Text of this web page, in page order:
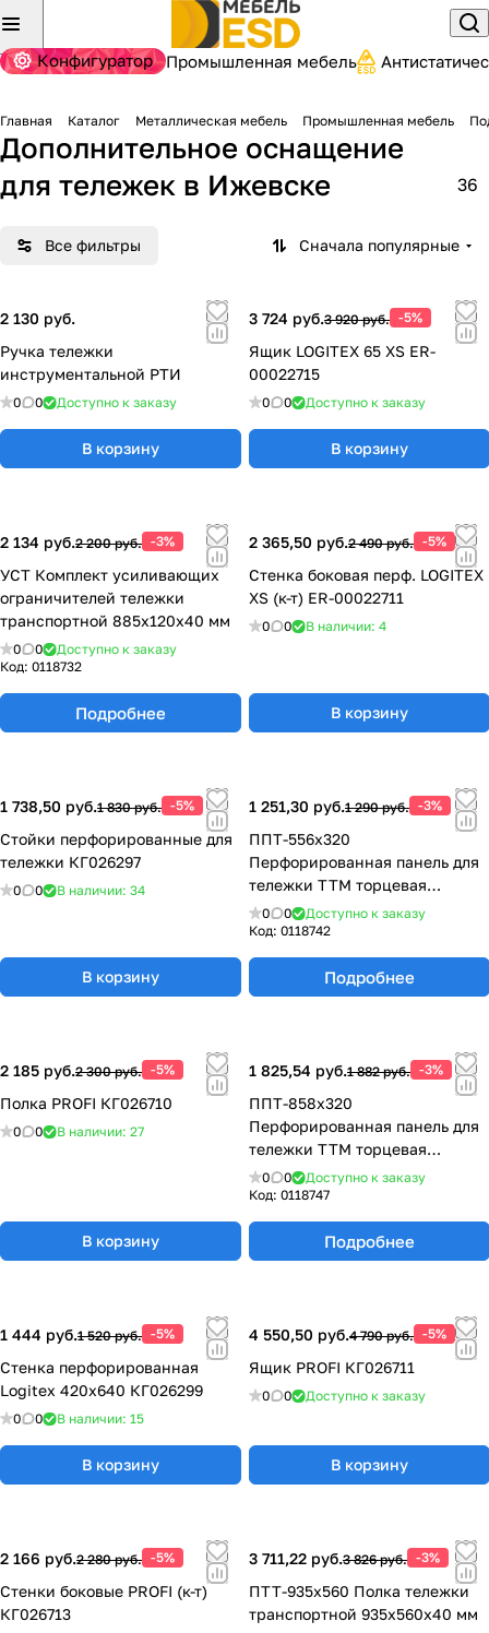
Конфигуратор Промышленная мебель
Главная Каталог Металлическая мебель Промышленная мебель
Дополнительное оснащение
для тележек в Ижевске 36
Все фильтры Сначала популярные
2 130 руб.
Ручка тележки
инструментальной РТИ
0 0 Доступно к заказу
В корзину
3 724 руб.3 920 руб. -5%
Ящик LOGITEX 65 XS ER-
00022715
0 0 Доступно к заказу
В корзину
2 134 руб.2 200 руб. -3%
УСТ Комплект усиливающих
ограничителей тележки
транспортной 885х120х40 мм
0 0
Доступно к заказу
Код: 0118732
Подробнее
2 365,50 руб.2 490 руб. -5%
Стенка боковая перф. LOGITEX
XS (к-т) ER-00022711
0 0 В наличии: 4
В корзину
1 738,50 руб.1 830 руб. -5%
Стойки перфорированные для
тележки КГ026297
0 0 В наличии: 34
В корзину
1 251,30 руб.1 290 руб. -3%
ППТ-556х320
Перфорированная панель для
тележки ТТМ торцевая
2х(556х320) мм
0 0
Доступно к заказу
Код: 0118742
Подробнее
2 185 руб.2 300 руб. -5%
Полка PROFI КГ026710
0 0 В наличии: 27
В корзину
1 825,54 руб.1 882 руб. -3%
ППТ-858х320
Перфорированная панель для
тележки ТТМ торцевая
858х320 мм
0 0
Доступно к заказу
Код: 0118747
Подробнее
1 444 руб.1 520 руб. -5%
Стенка перфорированная
Logitex 420х640 КГ026299
0 0 В наличии: 15
В корзину
4 550,50 руб.4 790 руб. -5%
Ящик PROFI КГ026711
0 0 Доступно к заказу
В корзину
2 166 руб.2 280 руб. -5%
Стенки боковые PROFI (к-т)
КГ026713
3 711,22 руб.3 826 руб. -3%
ПТТ-935х560 Полка тележки
транспортной 935х560х40 мм